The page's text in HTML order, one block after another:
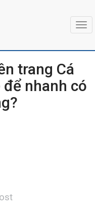
trang Cá
để nhanh có